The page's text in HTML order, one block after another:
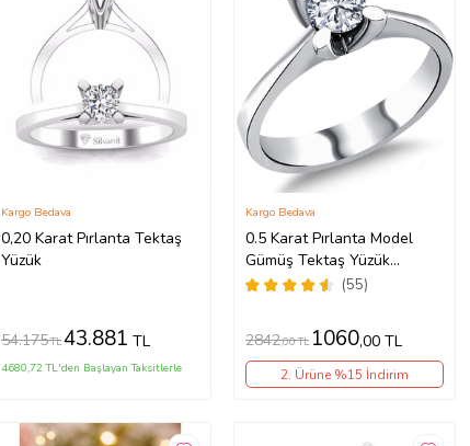
0,20 Karat Pırlanta Tektaş
Yüzük
Kargo Bedava
54.175TL43.881 TL
4680,72 TL'den Başlayan Taksitlerle
0.5 Karat Pırlanta Model
Gümüş Tektaş Yüzük
Sevgiliye Hediye wsr115
(55)
Kargo Bedava
2842,00 TL 1060,00 TL
2. Ürüne %15 İndirim